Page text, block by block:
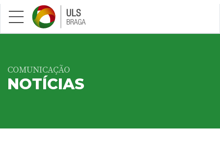
Saltar para conteúdo principal
COMUNICAÇÃO
NOTÍCIAS